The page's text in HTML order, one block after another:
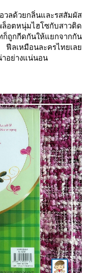
ลด้วยกลิ่นและรสสัมผัส
อตหนุ่มไฮโซกับสาวติด
ก็ถูกกีดกันให้แยกจากกัน
ลเหมือนละครไทยเล
าอย่างแน่นอน